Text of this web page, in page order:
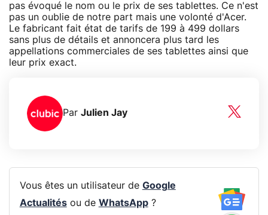
pas évoqué le nom ou le prix de ses tablettes. Ce n'est
pas un oublie de notre part mais une volonté d'Acer.
Le fabricant fait état de tarifs de 199 à 499 dollars
sans plus de détails et annoncera plus tard les
appellations commerciales de ses tablettes ainsi que
leur prix exact.
Par Julien Jay
Vous êtes un utilisateur de Google
Actualitésou de WhatsApp?